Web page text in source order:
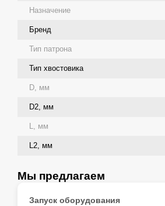
Назначение
Бренд
Тип патрона
Тип хвостовика
D, мм
D2, мм
L, мм
L2, мм
Мы предлагаем
Запуск оборудования